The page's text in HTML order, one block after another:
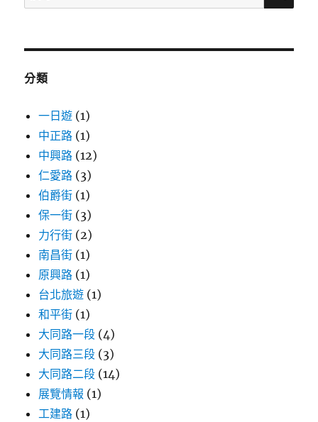
尋
鍵
分類
一日遊 (1)
中正路 (1)
中興路 (12)
仁愛路 (3)
伯爵街 (1)
保一街 (3)
力行街 (2)
南昌街 (1)
原興路 (1)
台北旅遊 (1)
和平街 (1)
大同路一段 (4)
大同路三段 (3)
大同路二段 (14)
展覽情報 (1)
工建路 (1)